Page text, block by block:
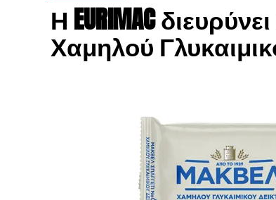
Η EURIMAC
Χαμηλού